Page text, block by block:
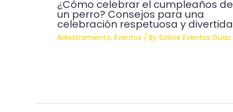
¿Cómo celebrar el cumpleaños de
un perro? Consejos para una
celebración respetuosa y divertida
Adiestramiento, Eventos / By Solete Eventos Guau